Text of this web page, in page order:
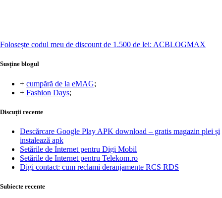
Folosește codul meu de discount de 1.500 de lei: ACBLOGMAX
Susține blogul
+ cumpără de la eMAG;
+ Fashion Days;
Discuții recente
Descărcare Google Play APK download – gratis magazin plei și
instalează apk
Setările de Internet pentru Digi Mobil
Setările de Internet pentru Telekom.ro
Digi contact: cum reclami deranjamente RCS RDS
Subiecte recente